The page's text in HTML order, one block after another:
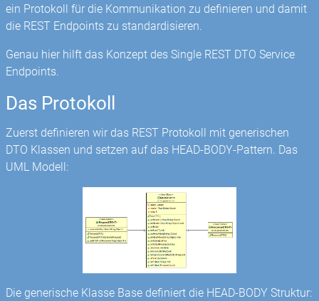
ein Protokoll für die Kommunikation zu definieren und damit
die REST Endpoints zu standardisieren.
Genau hier hilft das Konzept des Single REST DTO Service
Endpoints.
Das Protokoll
Zuerst definieren wir das REST Protokoll mit generischen
DTO Klassen und setzen auf das HEAD-BODY-Pattern. Das
UML Modell:
Die generische Klasse Base definiert die HEAD-BODY Struktur: